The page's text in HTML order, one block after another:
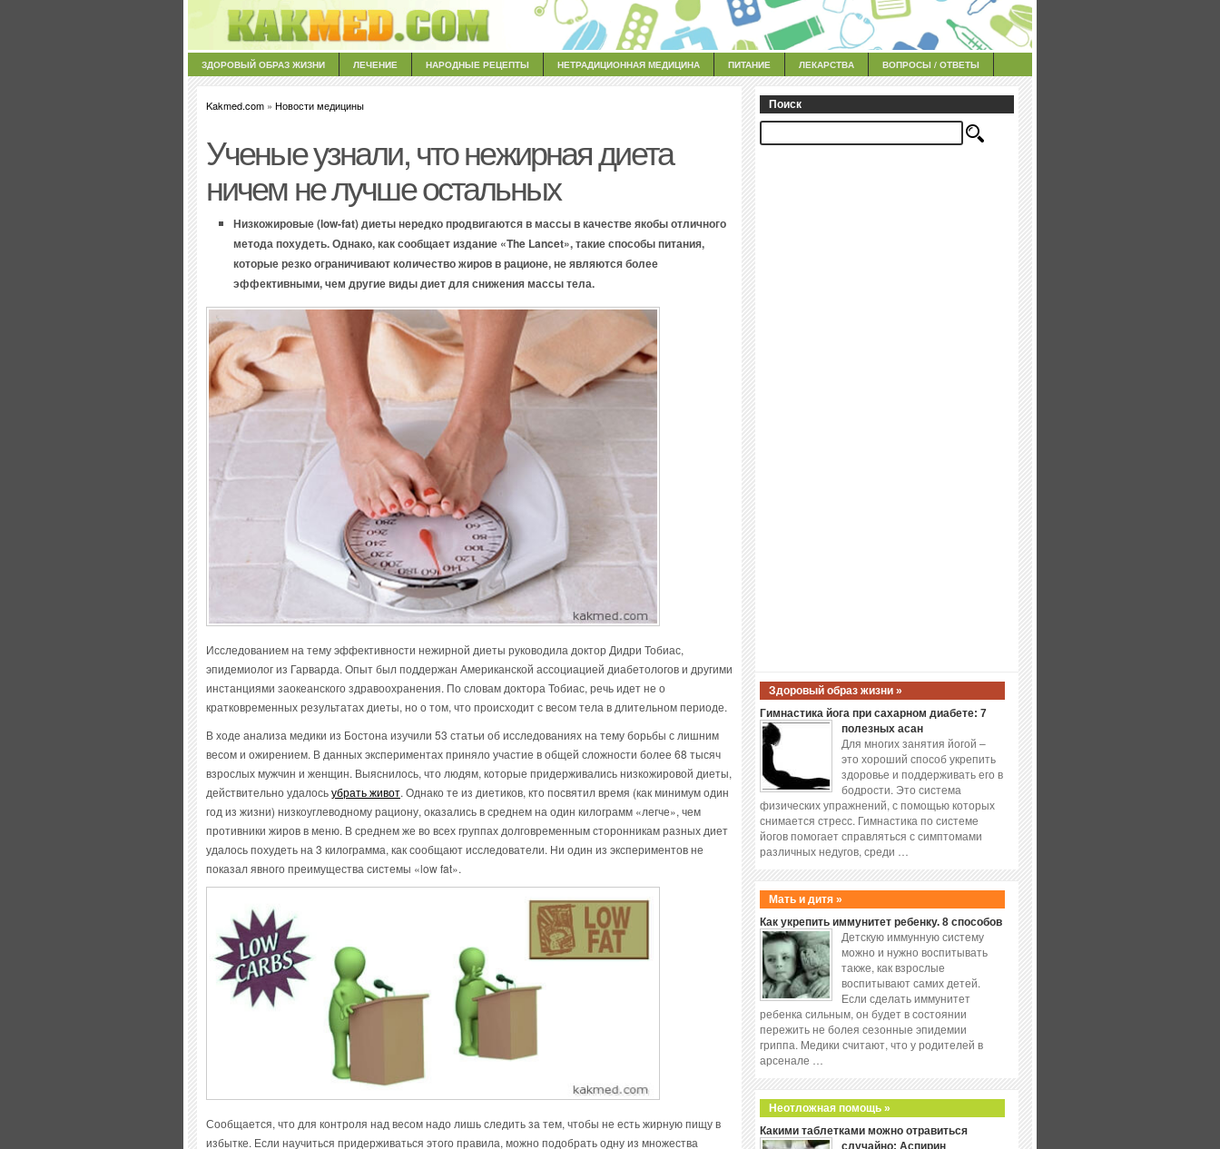
ЗДОРОВЫЙ ОБРАЗ ЖИЗНИ ЛЕЧЕНИЕ НАРОДНЫЕ РЕЦЕПТЫ НЕТРАДИЦИОННАЯ МЕДИЦИНА ПИТАНИЕ ЛЕКАРСТВА ВОПРОСЫ / ОТВЕТЫ
Kakmed.com » Новости медицины
Ученые узнали, что нежирная диета
ничем не лучше остальных
Низкожировые (low-fat) диеты нередко продвигаются в массы в качестве якобы отличного
метода похудеть. Однако, как сообщает издание «The Lancet», такие способы питания,
которые резко ограничивают количество жиров в рационе, не являются более
эффективными, чем другие виды диет для снижения массы тела.
Исследованием на тему эффективности нежирной диеты руководила доктор Дидри Тобиас,
эпидемиолог из Гарварда. Опыт был поддержан Американской ассоциацией диабетологов и другими
инстанциями заокеанского здравоохранения. По словам доктора Тобиас, речь идет не о
кратковременных результатах диеты, но о том, что происходит с весом тела в длительном периоде.
В ходе анализа медики из Бостона изучили 53 статьи об исследованиях на тему борьбы с лишним
весом и ожирением. В данных экспериментах приняло участие в общей сложности более 68 тысяч
взрослых мужчин и женщин. Выяснилось, что людям, которые придерживались низкожировой диеты,
действительно удалосьубрать живот. Однако те из диетиков, кто посвятил время (как минимум один
год из жизни) низкоуглеводному рациону, оказались в среднем на один килограмм «легче», чем
противники жиров в меню. В среднем же во всех группах долговременным сторонникам разных диет
удалось похудеть на 3 килограмма, как сообщают исследователи. Ни один из экспериментов не
показал явного преимущества системы «low fat».
Сообщается, что для контроля над весом надо лишь следить за тем, чтобы не есть жирную пищу в
избытке. Если научиться придерживаться этого правила, можно подобрать одну из множества
Поиск
Здоровый образ жизни »
Гимнастика йога при сахарном диабете: 7
полезных асан
Для многих занятия йогой –
это хороший способ укрепить
здоровье и поддерживать его в
бодрости. Это система
физических упражнений, с помощью которых
снимается стресс. Гимнастика по системе
йогов помогает справляться с симптомами
различных недугов, среди …
Мать и дитя »
Как укрепить иммунитет ребенку. 8 способов
Детскую иммунную систему
можно и нужно воспитывать
также, как взрослые
воспитывают самих детей.
Если сделать иммунитет
ребенка сильным, он будет в состоянии
пережить не болея сезонные эпидемии
гриппа. Медики считают, что у родителей в
арсенале …
Неотложная помощь »
Какими таблетками можно отравиться